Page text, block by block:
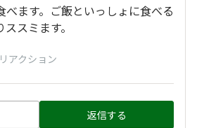
べます。ご飯といっしょに食べる
スミます。
アクション
返信する